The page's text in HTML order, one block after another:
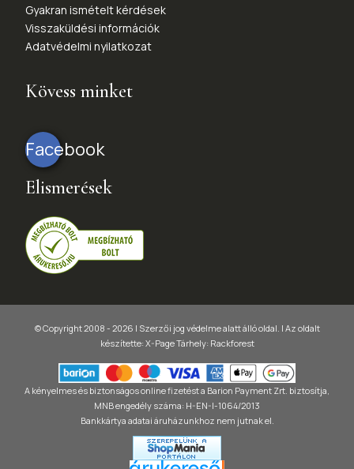
Gyakran ismételt kérdések
Visszaküldési információk
Adatvédelmi nyilatkozat
Kövess minket
Facebook
Elismerések
© Copyright 2008 - 2026 | Szerzői jog védelme alatt álló oldal. | Az oldalt
készítette: X-PageTárhely: Rackforest
A kényelmes és biztonságos online fizetést a Barion Payment Zrt. biztosítja,
MNB engedély száma: H-EN-I-1064/2013
Bankkártya adatai áruházunkhoz nem jutnak el.